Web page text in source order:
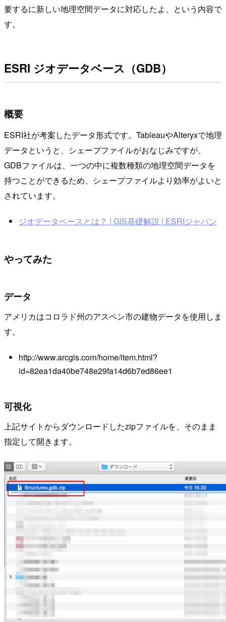
要するに新しい地理空間データに対応したよ、という内容で
す。
ESRI ジオデータベース（GDB）
概要
ESRI社が考案したデータ形式です。TableauやAlteryxで地理
データというと、シェープファイルがおなじみですが、
GDBファイルは、一つの中に複数種類の地理空間データを
持つことができるため、シェープファイルより効率がよいと
されています。
ジオデータベースとは？ | GIS基礎解説 | ESRIジャパン
やってみた
データ
アメリカはコロラド州のアスペン市の建物データを使用しま
す。
http://www.arcgis.com/home/item.html?
id=82ea1da40be748e29fa14d6b7ed86ee1
可視化
上記サイトからダウンロードしたzipファイルを、そのまま
指定して開きます。